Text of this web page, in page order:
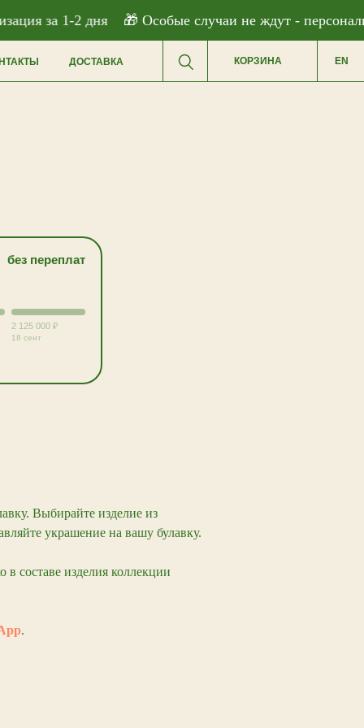
за 1-2 дня 🎁 Особые случаи не ждут -
ДОСТАВКА КОРЗИНА EN
без переплат
2 125 000 ₽
18 сент
Выбирайте изделие из
украшение на вашу булавку.
в составе изделия коллекции
.